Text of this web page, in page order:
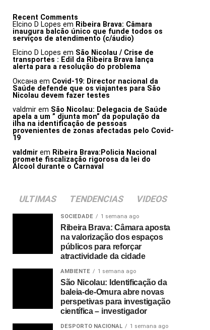
Recent Comments
Elcino D Lopes em Ribeira Brava: Câmara
inaugura balcão único que funde todos os
serviços de atendimento (c/áudio)
Elcino D Lopes em São Nicolau / Crise de
transportes : Edil da Ribeira Brava lança
alerta para a resolução do problema
Оксана em Covid-19: Director nacional da
Saúde defende que os viajantes para São
Nicolau devem fazer testes
valdmir em São Nicolau: Delegacia de Saúde
apela a um ” djunta mon” da população da
ilha na identificação de pessoas
provenientes de zonas afectadas pelo Covid-
19
valdmir em Ribeira Brava:Policia Nacional
promete fiscalização rigorosa da lei do
Álcool durante o Carnaval
ULTIMAS TENDENCIAS VIDEOS
SOCIEDADE 1 semana ago
Ribeira Brava: Câmara aposta
na valorização dos espaços
públicos para reforçar
atractividade da cidade
AMBIENTE 1 semana ago
São Nicolau: Identificação da
baleia-de-Omura abre novas
perspetivas para investigação
científica – investigador
DESPORTO NACIONAL 1 semana ago